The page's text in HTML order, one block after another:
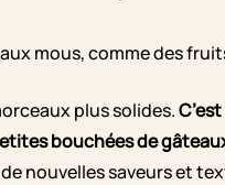
mous, comme des
plus solides.
bouchées de
nouvelles saveurs et